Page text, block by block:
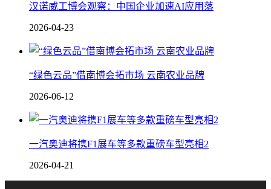
汉诺威工博会观察：中国企业加速AI应用落
2026-04-23
“绿色云品”借南博会拓市场 云南农业品牌
2026-06-12
一汽奥迪将携F1展车等多款重磅车型亮相2
2026-04-21